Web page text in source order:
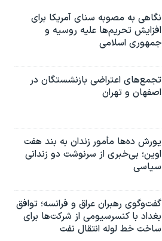
نگاهی به مصوبه سنای آمریکا برای
افزایش تحریم‌ها علیه روسیه و
جمهوری اسلامی
تجمع‌های اعتراضی بازنشستگان در
اصفهان و تهران
یورش ده‌ها مأمور زندان به بند هفت
اوین؛ بی‌خبری از سرنوشت دو زندانی
سیاسی
گفت‌وگوی رهبران عراق و فرانسه؛ توافق
بغداد با کنسرسیومی از شرکت‌ها برای
ساخت خط لوله انتقال نفت